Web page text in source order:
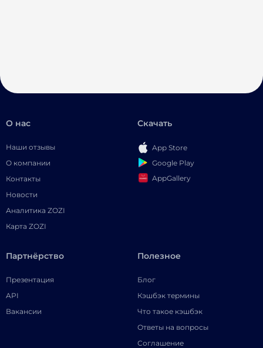
О нас
Наши отзывы
О компании
Контакты
Новости
Аналитика ZOZI
Карта ZOZI
Скачать
App Store
Google Play
AppGallery
Партнёрство
Презентация
API
Вакансии
Полезное
Блог
Кэшбэк термины
Что такое кэшбэк
Ответы на вопросы
Соглашение